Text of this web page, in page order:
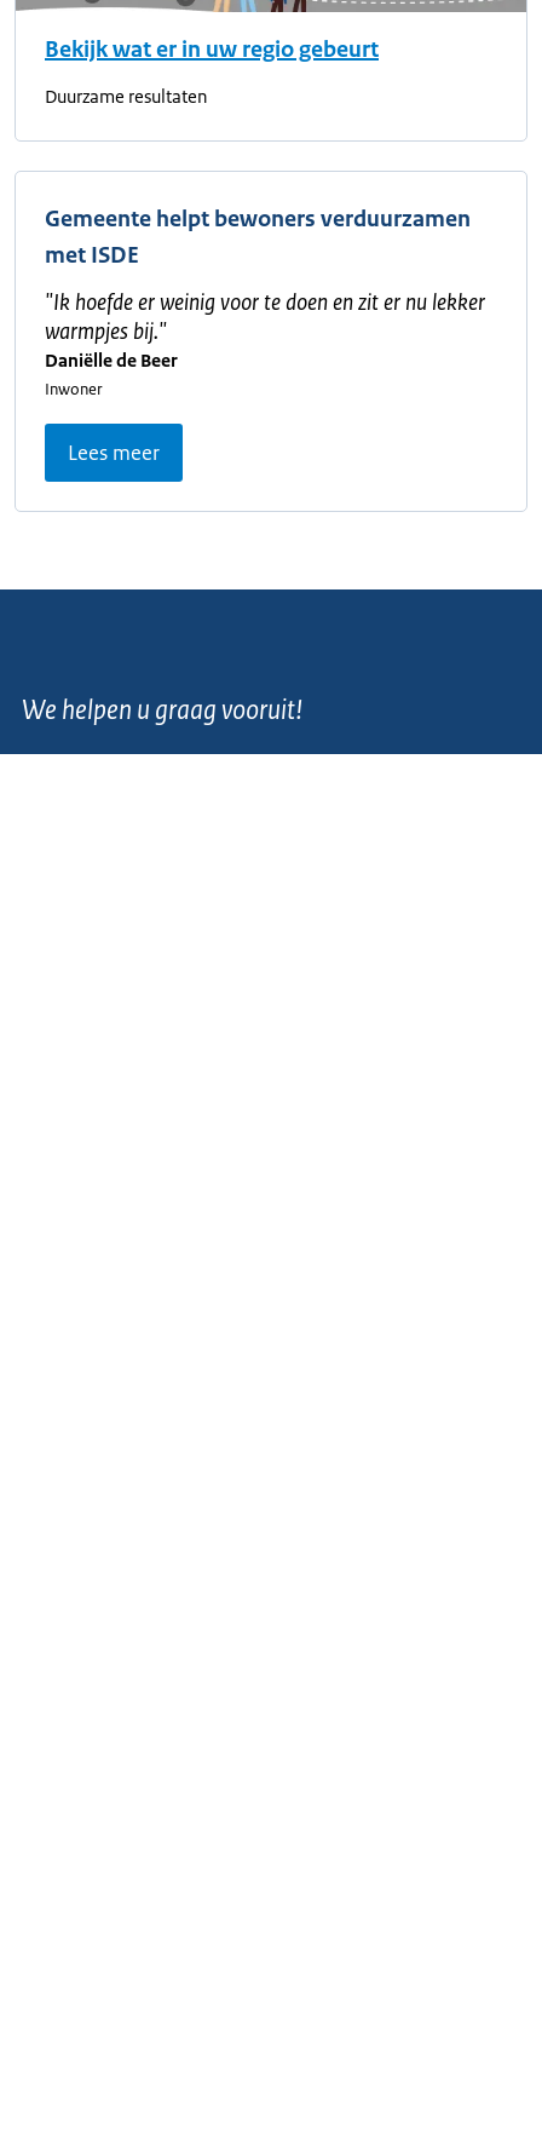
Bekijk wat er in uw regio gebeurt
Duurzame resultaten
Gemeente helpt bewoners verduurzamen
met ISDE
"Ik hoefde er weinig voor te doen en zit er nu lekker
warmpjes bij."
Daniëlle de Beer
Inwoner
Lees meer
We helpen u graag vooruit!